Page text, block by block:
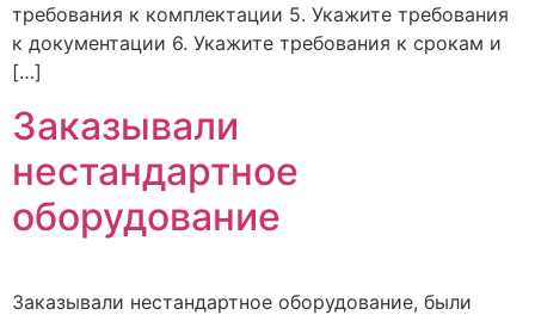
требования к комплектации 5. Укажите требования
к документации 6. Укажите требования к срокам и
[…]
Заказывали
нестандартное
оборудование
Заказывали нестандартное оборудование, были